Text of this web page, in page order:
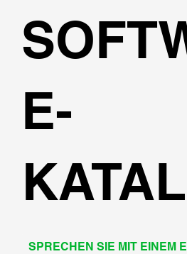
E-
SPRECHEN SIE MIT EINEM